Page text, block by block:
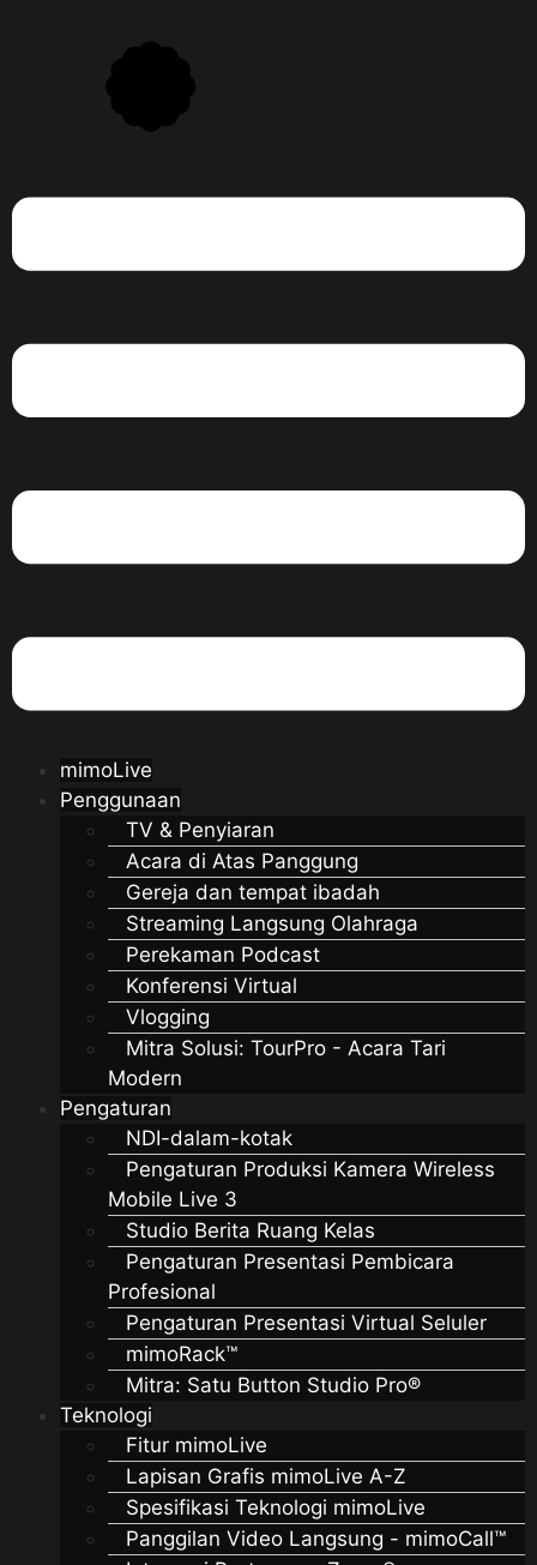
mimoLive
Penggunaan
TV & Penyiaran
Acara di Atas Panggung
Gereja dan tempat ibadah
Streaming Langsung Olahraga
Perekaman Podcast
Konferensi Virtual
Vlogging
Mitra Solusi: TourPro - Acara Tari
Modern
Pengaturan
NDI-dalam-kotak
Pengaturan Produksi Kamera Wireless
Mobile Live 3
Studio Berita Ruang Kelas
Pengaturan Presentasi Pembicara
Profesional
Pengaturan Presentasi Virtual Seluler
mimoRack™
Mitra: Satu Button Studio Pro®
Teknologi
Fitur mimoLive
Lapisan Grafis mimoLive A-Z
Spesifikasi Teknologi mimoLive
Panggilan Video Langsung - mimoCall™